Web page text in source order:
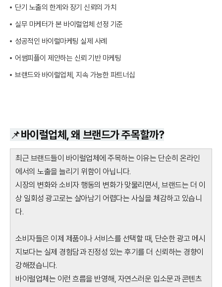
단기 노출의 한계와 장기 신뢰의 가치
실무 마케터가 본 바이럴업체 선정 기준
성공적인 바이럴마케팅 실제 사례
어썸피플이 제안하는 신뢰 기반 마케팅
브랜드와 바이럴업체, 지속 가능한 파트너십
📌바이럴업체, 왜 브랜드가 주목할까?
최근 브랜드들이 바이럴업체에 주목하는 이유는 단순히 온라인
에서의 노출을 늘리기 위함이 아닙니다.
시장의 변화와 소비자 행동의 변화가 맞물리면서, 브랜드는 더 이
상 일회성 광고로는 살아남기 어렵다는 사실을 체감하고 있습니
다.
소비자들은 이제 제품이나 서비스를 선택할 때, 단순한 광고 메시
지보다는 실제 경험담과 진정성 있는 후기를 더 신뢰하는 경향이
강해졌습니다.
바이럴업체는 이런 흐름을 반영해, 자연스러운 입소문과 콘텐츠